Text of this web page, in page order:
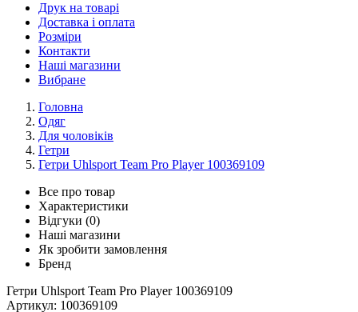
Друк на товарі
Доставка і оплата
Розміри
Контакти
Наші магазини
Вибране
Головна
Одяг
Для чоловіків
Гетри
Гетри Uhlsport Team Pro Player 100369109
Все про товар
Характеристики
Відгуки (0)
Наші магазини
Як зробити замовлення
Бренд
Гетри Uhlsport Team Pro Player 100369109
Артикул: 100369109